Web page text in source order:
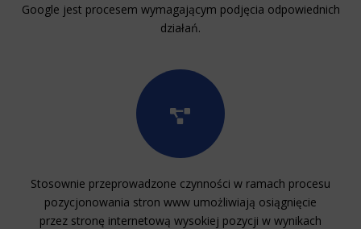
Google jest procesem wymagającym podjęcia odpowiednich
działań.
Stosownie przeprowadzone czynności w ramach procesu
pozycjonowania stron www umożliwiają osiągnięcie
przez stronę internetową wysokiej pozycji w wynikach